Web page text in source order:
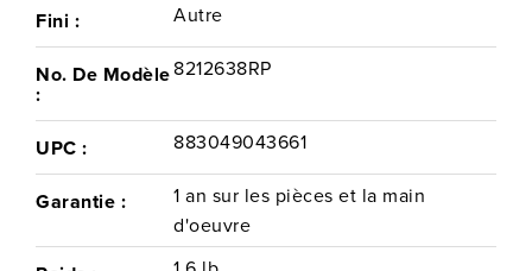
Fini :
Autre
No. De Modèle
:
8212638RP
UPC : 883049043661
Garantie :
1 an sur les pièces et la main
d'oeuvre